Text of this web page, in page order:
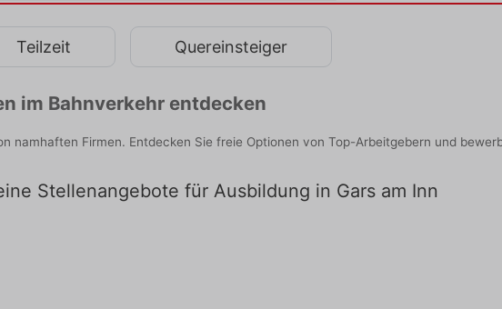
Teilzeit Quereinsteiger
im Bahnverkehr entdecken
namhaften Firmen. Entdecken Sie freie Optionen von Top-Arbeitgebern und
Stellenangebote für Ausbildung in Gars am Inn